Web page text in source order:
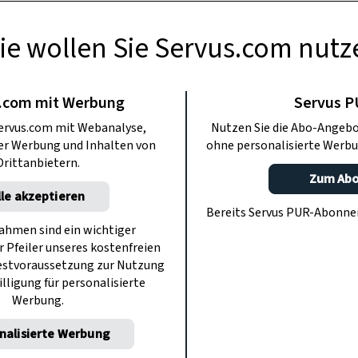
auf den
Niederbayern
Pfingsten eine 13 Meter lange
Warum? Weil die Region einst von
die Fußwallfahrt mitgegangen, 75
weit.
wollen Sie Servus.com
mit Werbung
mit Webanalyse,
Werbung und Inhalten von
akzeptieren
sind ein wichtiger
unseres kostenfreien
zur Nutzung
für personalisierte
Werbung.
Werbung
Servus
Nutzen Sie die Abo-
ohne personalisierte
Zum
Bereits Servus PUR-